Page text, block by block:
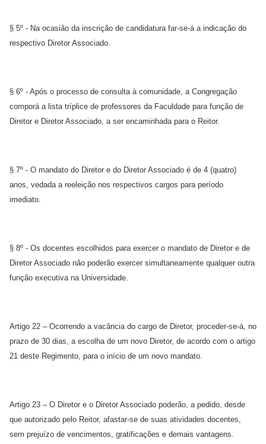
§ 5º - Na ocasião da inscrição de candidatura far-se-á a indicação do
respectivo Diretor Associado.
§ 6º - Após o processo de consulta à comunidade, a Congregação
comporá a lista tríplice de professores da Faculdade para função de
Diretor e Diretor Associado, a ser encaminhada para o Reitor.
§ 7º - O mandato do Diretor e do Diretor Associado é de 4 (quatro)
anos, vedada a reeleição nos respectivos cargos para período
imediato.
§ 8º - Os docentes escolhidos para exercer o mandato de Diretor e de
Diretor Associado não poderão exercer simultaneamente qualquer outra
função executiva na Universidade.
Artigo 22 – Ocorrendo a vacância do cargo de Diretor, proceder-se-á, no
prazo de 30 dias, a escolha de um novo Diretor, de acordo com o artigo
21 deste Regimento, para o início de um novo mandato.
Artigo 23 – O Diretor e o Diretor Associado poderão, a pedido, desde
que autorizado pelo Reitor, afastar-se de suas atividades docentes,
sem prejuízo de vencimentos, gratificações e demais vantagens.